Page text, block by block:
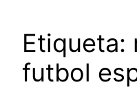
Etiqueta:
futbol